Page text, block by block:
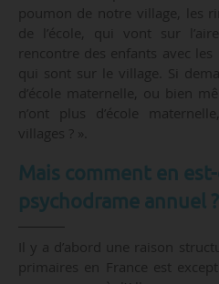
poumon de notre village, les
de l’école, qui vont sur
rencontre des enfants avec
qui sont sur le village. Si
d’école maternelle, ou bien
n’ont plus d’école
villages ? ».
Mais comment en
psychodrame annuel ?
Il y a d’abord une raison
primaires en France est